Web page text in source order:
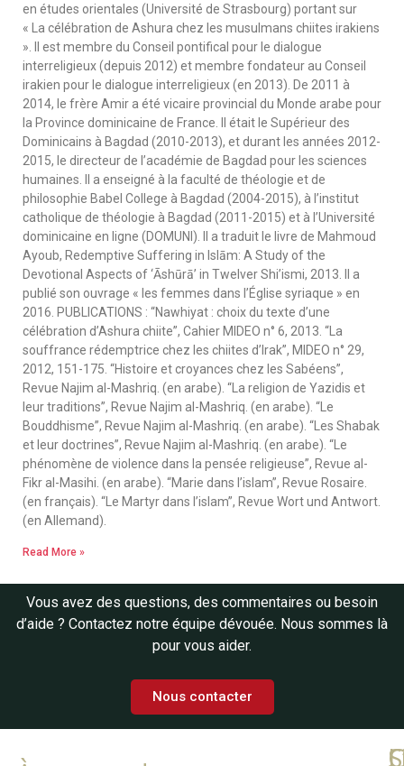
en études orientales (Université de Strasbourg) portant sur
« La célébration de Ashura chez les musulmans chiites irakiens
». Il est membre du Conseil pontifical pour le dialogue
interreligieux (depuis 2012) et membre fondateur au Conseil
irakien pour le dialogue interreligieux (en 2013). De 2011 à
2014, le frère Amir a été vicaire provincial du Monde arabe pour
la Province dominicaine de France. Il était le Supérieur des
Dominicains à Bagdad (2010-2013), et durant les années 2012-
2015, le directeur de l’académie de Bagdad pour les sciences
humaines. Il a enseigné à la faculté de théologie et de
philosophie Babel College à Bagdad (2004-2015), à l’institut
catholique de théologie à Bagdad (2011-2015) et à l’Université
dominicaine en ligne (DOMUNI). Il a traduit le livre de Mahmoud
Ayoub, Redemptive Suffering in Islām: A Study of the
Devotional Aspects of ‘Āshūrā’ in Twelver Shi’ismi, 2013. Il a
publié son ouvrage « les femmes dans l’Église syriaque » en
2016. PUBLICATIONS : “Nawhiyat : choix du texte d’une
célébration d’Ashura chiite”, Cahier MIDEO n° 6, 2013. “La
souffrance rédemptrice chez les chiites d’Irak”, MIDEO n° 29,
2012, 151-175. “Histoire et croyances chez les Sabéens”,
Revue Najim al-Mashriq. (en arabe). “La religion de Yazidis et
leur traditions”, Revue Najim al-Mashriq. (en arabe). “Le
Bouddhisme”, Revue Najim al-Mashriq. (en arabe). “Les Shabak
et leur doctrines”, Revue Najim al-Mashriq. (en arabe). “Le
phénomène de violence dans la pensée religieuse”, Revue al-
Fikr al-Masihi. (en arabe). “Marie dans l’islam”, Revue Rosaire.
(en français). “Le Martyr dans l’islam”, Revue Wort und Antwort.
(en Allemand).
Read More »
Vous avez des questions, des commentaires ou besoin
d’aide ? Contactez notre équipe dévouée. Nous sommes là
pour vous aider.
Nous contacter